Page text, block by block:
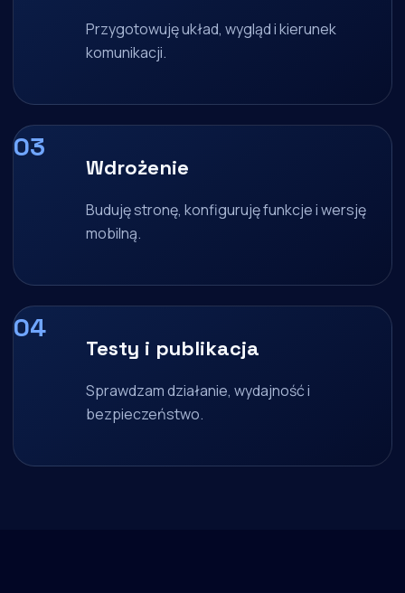
Przygotowuję układ, wygląd i kierunek
komunikacji.
Wdrożenie
Buduję stronę, konfiguruję funkcje i wersję
mobilną.
Testy i publikacja
Sprawdzam działanie, wydajność i
bezpieczeństwo.